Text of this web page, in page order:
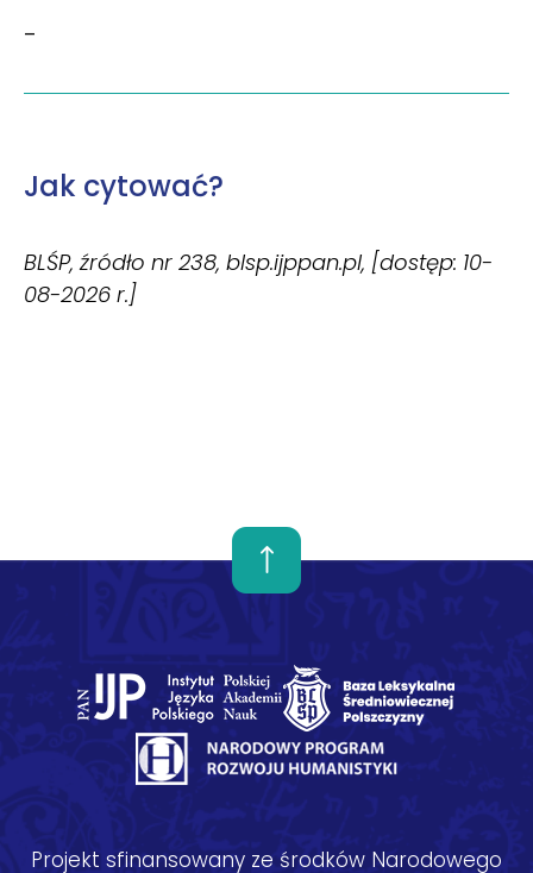
–
Jak cytować?
BLŚP, źródło nr 238, blsp.ijppan.pl, [dostęp: 10-
08-2026 r.]
Projekt sfinansowany ze środków Narodowego